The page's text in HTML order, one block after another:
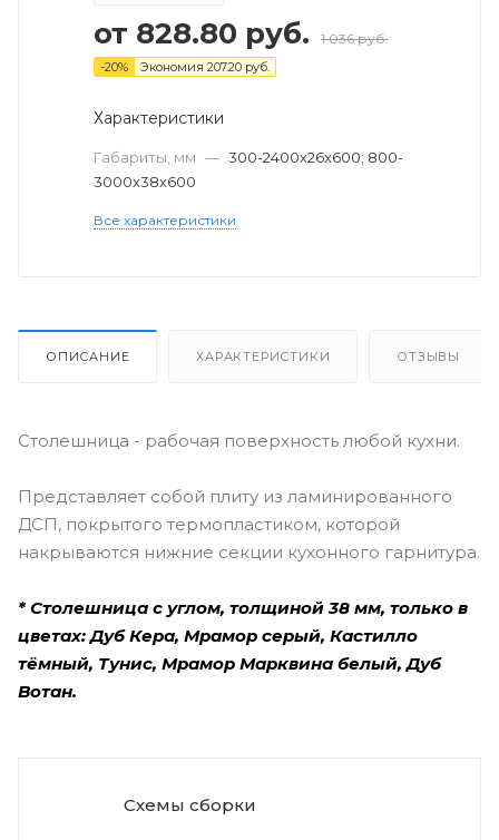
от 828.80 руб. 1 036 руб.
-20% Экономия 207.20 руб.
Характеристики
Габариты, мм — 300-2400х26х600; 800-
3000х38х600
Все характеристики
ОПИСАНИЕ ХАРАКТЕРИСТИКИ ОТЗЫВЫ
Столешница - рабочая поверхность любой кухни.
Представляет собой плиту из ламинированного
ДСП, покрытого термопластиком, которой
накрываются нижние секции кухонного гарнитура.
* Столешница с углом, толщиной 38 мм, только в
цветах: Дуб Кера, Мрамор серый, Кастилло
тёмный, Тунис, Мрамор Марквина белый, Дуб
Вотан.
Схемы сборки